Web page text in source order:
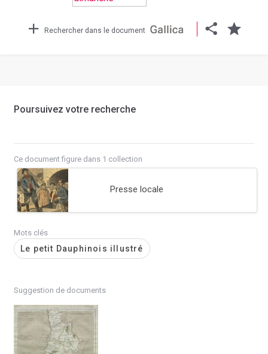
Rechercher dans le document
Poursuivez votre recherche
Ce document figure dans 1 collection
Presse locale
Mots clés
Le petit Dauphinois illustré
Suggestion de documents